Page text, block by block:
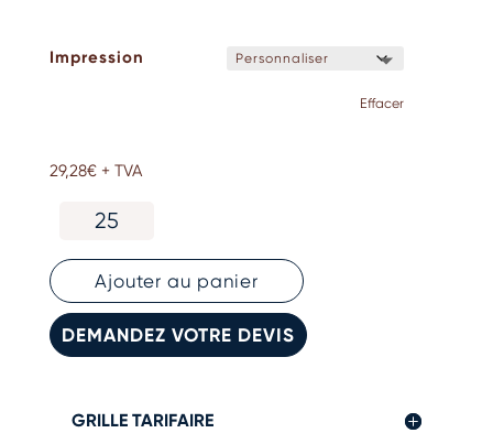
Impression
Effacer
29,28€ + TVA
cadeaux
pour
l'été
'Summer
Ajouter au panier
DEMANDEZ VOTRE DEVIS
GRILLE TARIFAIRE